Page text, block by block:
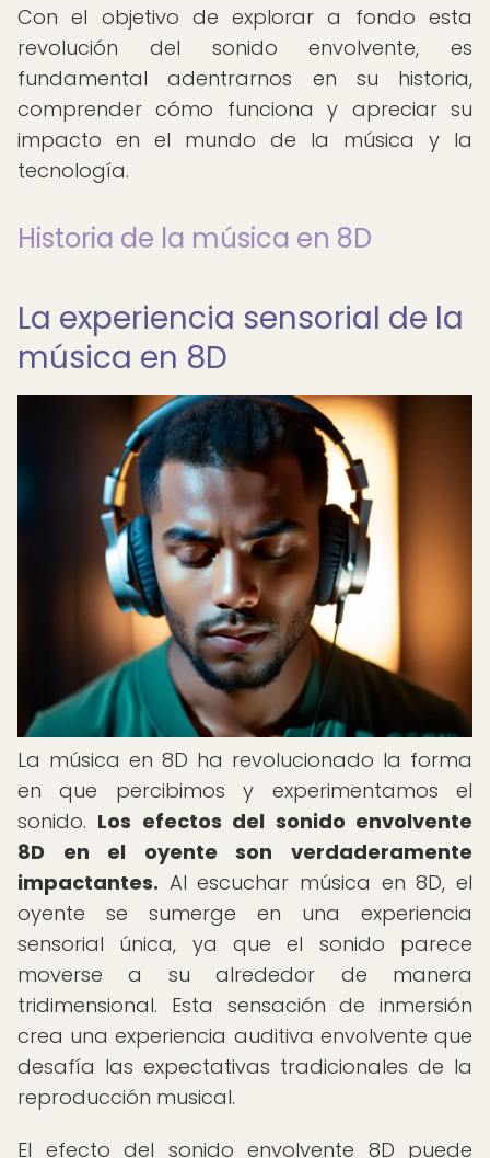
Con el objetivo de explorar a fondo esta
revolución del sonido envolvente, es
fundamental adentrarnos en su historia,
comprender cómo funciona y apreciar su
impacto en el mundo de la música y la
tecnología.
Historia de la música en 8D
La experiencia sensorial de la
música en 8D
La música en 8D ha revolucionado la forma
en que percibimos y experimentamos el
sonido. Los efectos del sonido envolvente
8D en el oyente son verdaderamente
impactantes. Al escuchar música en 8D, el
oyente se sumerge en una experiencia
sensorial única, ya que el sonido parece
moverse a su alrededor de manera
tridimensional. Esta sensación de inmersión
crea una experiencia auditiva envolvente que
desafía las expectativas tradicionales de la
reproducción musical.
El efecto del sonido envolvente 8D puede